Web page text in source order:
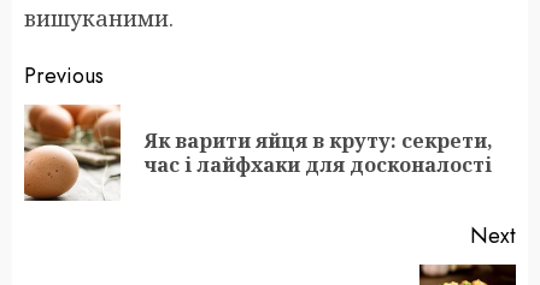
вишуканими.
Post
navigation
Previous
Як варити яйця в круту: секрети,
час і лайфхаки для досконалості
Next